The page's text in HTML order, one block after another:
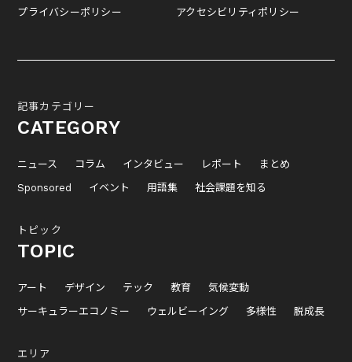
プライバシーポリシー アクセシビリティポリシー
記事カテゴリー
CATEGORY
ニュース コラム インタビュー レポート
まとめ
Sponsored
イベント 用語集 社会課題を知る
トピック
TOPIC
アート デザイン テック 教育
気候変動
サーキュラーエコノミー
ウェルビーイング 多様性 脱成長
エリア